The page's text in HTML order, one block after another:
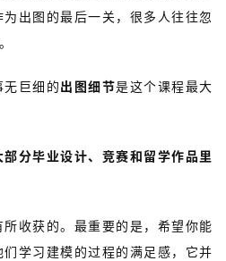
出图的最后一关，很多人往往忽
无巨细的出图细节是这个课程最大
分毕业设计、竞赛和留学作品里
收获的。最重要的是，希望你能
学习建模的过程的满足感，它并